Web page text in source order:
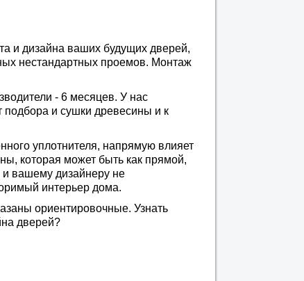
и дизайна ваших будущих дверей,
нестандартных проемов. Монтаж
- 6 месяцев. У нас
подбора и сушки древесины и к
уплотнителя, напрямую влияет
которая может быть как прямой,
и вашему дизайнеру не
интерьер дома.
ориентировочные. Узнать
дверей?